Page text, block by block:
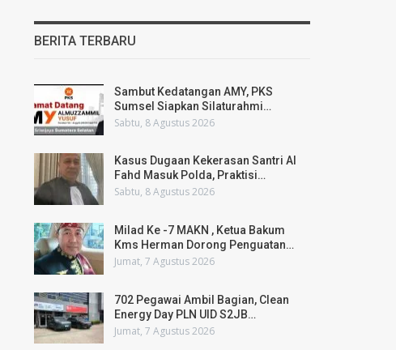
BERITA TERBARU
Sambut Kedatangan AMY, PKS
Sumsel Siapkan Silaturahmi…
Sabtu, 8 Agustus 2026
Kasus Dugaan Kekerasan Santri Al
Fahd Masuk Polda, Praktisi…
Sabtu, 8 Agustus 2026
Milad Ke -7 MAKN , Ketua Bakum
Kms Herman Dorong Penguatan…
Jumat, 7 Agustus 2026
702 Pegawai Ambil Bagian, Clean
Energy Day PLN UID S2JB…
Jumat, 7 Agustus 2026